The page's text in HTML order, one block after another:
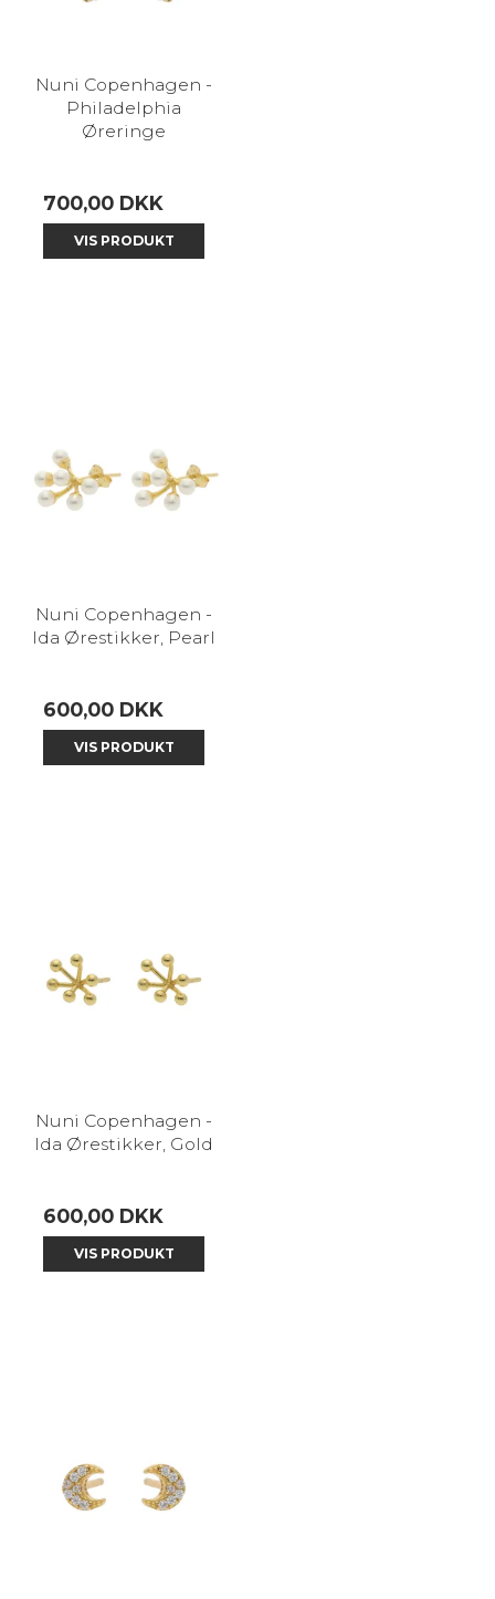
Nuni Copenhagen -
Philadelphia
Øreringe
700,00 DKK
VIS PRODUKT
Nuni Copenhagen -
Ida Ørestikker, Pearl
600,00 DKK
VIS PRODUKT
Nuni Copenhagen -
Ida Ørestikker, Gold
600,00 DKK
VIS PRODUKT